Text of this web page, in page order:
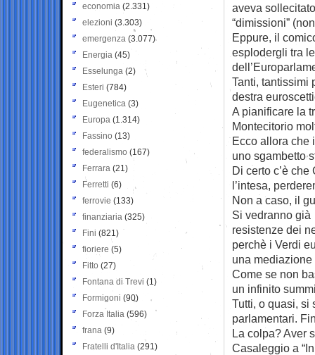
aveva
“dimissioni”
Eppure, il
esplodergli tra
Tanti, tantissimi
destra
A pianificare la
Montecitorio
Ecco allora che
uno sgambetto
Di certo c’è
l’intesa,
Non a caso, il
Si vedranno
resistenze dei
perchè i Verdi
una
Come se non
un infinito
Tutti, o quasi, si
parlamentari.
La colpa? Aver
Casaleggio a
economia (2.331)
elezioni (3.303)
emergenza (3.077)
Energia (45)
Esselunga (2)
Esteri (784)
Eugenetica (3)
Europa (1.314)
Fassino (13)
federalismo (167)
Ferrara (21)
Ferretti (6)
ferrovie (133)
finanziaria (325)
Fini (821)
fioriere (5)
Fitto (27)
Fontana di Trevi (1)
Formigoni (90)
Forza Italia (596)
frana (9)
Fratelli d'Italia (291)